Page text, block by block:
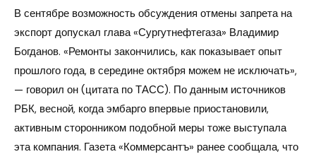
В сентябре возможность обсуждения отмены запрета на
экспорт допускал глава «Сургутнефтегаза» Владимир
Богданов. «Ремонты закончились, как показывает опыт
прошлого года, в середине октября можем не исключать»,
— говорил он (цитата по ТАСС). По данным источников
РБК, весной, когда эмбарго впервые приостановили,
активным сторонником подобной меры тоже выступала
эта компания. Газета «Коммерсантъ» ранее сообщала, что